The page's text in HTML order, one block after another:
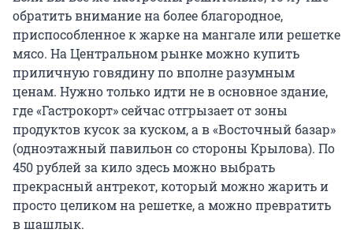
обратить внимание на более благородное,
приспособленное к жарке на мангале или решетке
мясо. На Центральном рынке можно купить
приличную говядину по вполне разумным
ценам. Нужно только идти не в основное здание,
где «Гастрокорт» сейчас отгрызает от зоны
продуктов кусок за куском, а в «Восточный базар»
(одноэтажный павильон со стороны Крылова). По
450 рублей за кило здесь можно выбрать
прекрасный антрекот, который можно жарить и
просто целиком на решетке, а можно превратить
в шашлык.